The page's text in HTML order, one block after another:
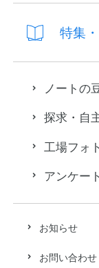
お知らせ
お問い合わせ
特集
ノートの
探求・自
工場フォ
アンケート